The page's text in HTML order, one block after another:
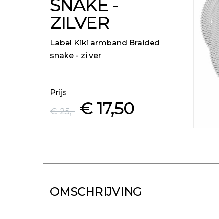
SNAKE -
ZILVER
Label Kiki armband Braided
snake - zilver
Prijs
€ 25,- € 17,50
OMSCHRIJVING